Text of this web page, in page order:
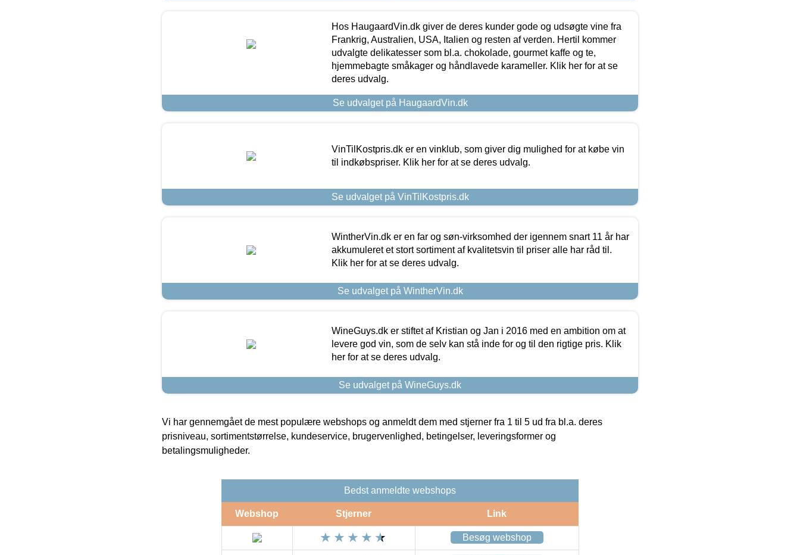
Hos HaugaardVin.dk giver de deres kunder gode og udsøgte vine fra
Frankrig, Australien, USA, Italien og resten af verden. Hertil kommer
udvalgte delikatesser som bl.a. chokolade, gourmet kaffe og te,
hjemmebagte småkager og håndlavede karameller. Klik her for at se
deres udvalg.
Se udvalget på HaugaardVin.dk
VinTilKostpris.dk er en vinklub, som giver dig mulighed for at købe vin
til indkøbspriser. Klik her for at se deres udvalg.
Se udvalget på VinTilKostpris.dk
WintherVin.dk er en far og søn-virksomhed der igennem snart 11 år har
akkumuleret et stort sortiment af kvalitetsvin til priser alle har råd til.
Klik her for at se deres udvalg.
Se udvalget på WintherVin.dk
WineGuys.dk er stiftet af Kristian og Jan i 2016 med en ambition om at
levere god vin, som de selv kan stå inde for og til den rigtige pris. Klik
her for at se deres udvalg.
Se udvalget på WineGuys.dk
Vi har gennemgået de mest populære webshops og anmeldt dem med stjerner fra 1 til 5 ud fra bl.a. deres
prisniveau, sortimentstørrelse, kundeservice, brugervenlighed, betingelser, leveringsformer og
betalingsmuligheder.
Bedst anmeldte webshops
Webshop Stjerner Link
Besøg webshop